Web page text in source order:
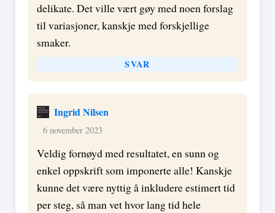
delikate. Det ville vært gøy med noen forslag
til variasjoner, kanskje med forskjellige
smaker.
SVAR
Ingrid Nilsen
6 november 2023
Veldig fornøyd med resultatet, en sunn og
enkel oppskrift som imponerte alle! Kanskje
kunne det være nyttig å inkludere estimert tid
per steg, så man vet hvor lang tid hele